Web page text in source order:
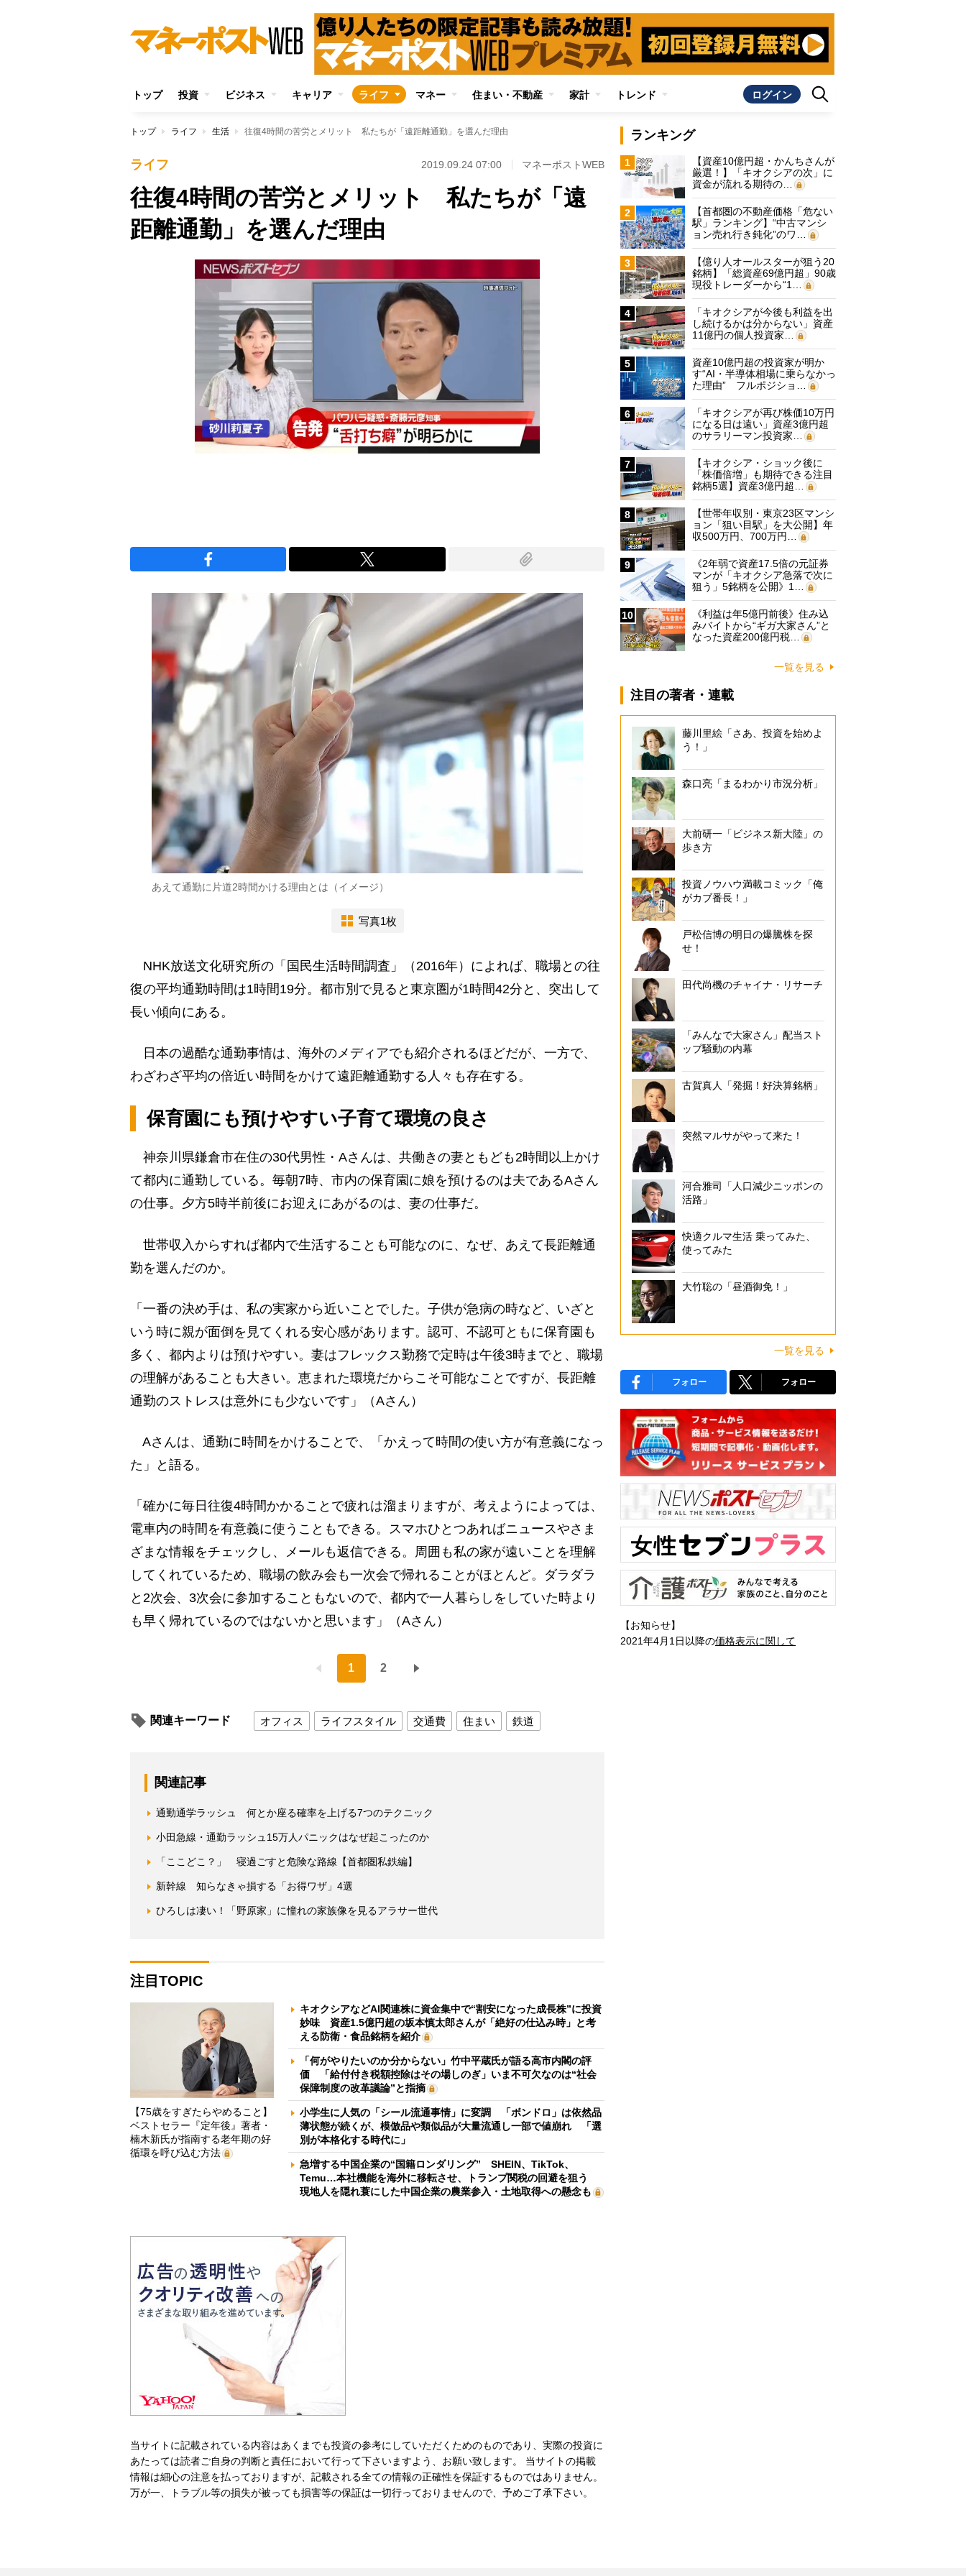
トップ 投資 ビジネス キャリア ライフ マネー 住まい・不動産 家計 トレンド ログイン
トップ ライフ 生活 往復4時間の苦労とメリット 私たちが「遠距離通勤」を選んだ理由
ライフ 2019.09.24 07:00 マネーポストWEB
往復4時間の苦労とメリット 私たちが「遠
距離通勤」を選んだ理由
あえて通勤に片道2時間かける理由とは（イメージ）
写真1枚
NHK放送文化研究所の「国民生活時間調査」（2016年）によれば、職場との往
復の平均通勤時間は1時間19分。都市別で見ると東京圏が1時間42分と、突出して
長い傾向にある。
日本の過酷な通勤事情は、海外のメディアでも紹介されるほどだが、一方で、
わざわざ平均の倍近い時間をかけて遠距離通勤する人々も存在する。
保育園にも預けやすい子育て環境の良さ
神奈川県鎌倉市在住の30代男性・Aさんは、共働きの妻ともども2時間以上かけ
て都内に通勤している。毎朝7時、市内の保育園に娘を預けるのは夫であるAさん
の仕事。夕方5時半前後にお迎えにあがるのは、妻の仕事だ。
世帯収入からすれば都内で生活することも可能なのに、なぜ、あえて長距離通
勤を選んだのか。
「一番の決め手は、私の実家から近いことでした。子供が急病の時など、いざと
いう時に親が面倒を見てくれる安心感があります。認可、不認可ともに保育園も
多く、都内よりは預けやすい。妻はフレックス勤務で定時は午後3時までと、職場
の理解があることも大きい。恵まれた環境だからこそ可能なことですが、長距離
通勤のストレスは意外にも少ないです」（Aさん）
Aさんは、通勤に時間をかけることで、「かえって時間の使い方が有意義になっ
た」と語る。
「確かに毎日往復4時間かかることで疲れは溜まりますが、考えようによっては、
電車内の時間を有意義に使うこともできる。スマホひとつあればニュースやさま
ざまな情報をチェックし、メールも返信できる。周囲も私の家が遠いことを理解
してくれているため、職場の飲み会も一次会で帰れることがほとんど。ダラダラ
と2次会、3次会に参加することもないので、都内で一人暮らしをしていた時より
も早く帰れているのではないかと思います」（Aさん）
1 2
関連キーワード オフィス ライフスタイル 交通費 住まい 鉄道
関連記事
通勤通学ラッシュ 何とか座る確率を上げる7つのテクニック
小田急線・通勤ラッシュ15万人パニックはなぜ起こったのか
「ここどこ？」 寝過ごすと危険な路線【首都圏私鉄編】
新幹線 知らなきゃ損する「お得ワザ」4選
ひろしは凄い！「野原家」に憧れの家族像を見るアラサー世代
注目TOPIC
【75歳をすぎたらやめること】
ベストセラー『定年後』著者・
楠木新氏が指南する老年期の好
循環を呼び込む方法
キオクシアなどAI関連株に資金集中で“割安になった成長株”に投資
妙味 資産1.5億円超の坂本慎太郎さんが「絶好の仕込み時」と考
える防衛・食品銘柄を紹介
「何がやりたいのか分からない」竹中平蔵氏が語る高市内閣の評
価 「給付付き税額控除はその場しのぎ」いま不可欠なのは“社会
保障制度の改革議論”と指摘
小学生に人気の「シール流通事情」に変調 「ボンドロ」は依然品
薄状態が続くが、模倣品や類似品が大量流通し一部で値崩れ 「選
別が本格化する時代に」
急増する中国企業の“国籍ロンダリング” SHEIN、TikTok、
Temu…本社機能を海外に移転させ、トランプ関税の回避を狙う
現地人を隠れ蓑にした中国企業の農業参入・土地取得への懸念も
当サイトに記載されている内容はあくまでも投資の参考にしていただくためのものであり、実際の投資に
あたっては読者ご自身の判断と責任において行って下さいますよう、お願い致します。 当サイトの掲載
情報は細心の注意を払っておりますが、記載される全ての情報の正確性を保証するものではありません。
万が一、トラブル等の損失が被っても損害等の保証は一切行っておりませんので、予めご了承下さい。
ランキング
1
【資産10億円超・かんちさんが
厳選！】「キオクシアの次」に
資金が流れる期待の…
2
【首都圏の不動産価格「危ない
駅」ランキング】“中古マンシ
ョン売れ行き鈍化”のワ…
3
【億り人オールスターが狙う20
銘柄】「総資産69億円超」90歳
現役トレーダーから“1…
4
「キオクシアが今後も利益を出
し続けるかは分からない」資産
11億円の個人投資家…
5
資産10億円超の投資家が明か
す“AI・半導体相場に乗らなかっ
た理由” フルポジショ…
6
「キオクシアが再び株価10万円
になる日は遠い」資産3億円超
のサラリーマン投資家…
7
【キオクシア・ショック後に
「株価倍増」も期待できる注目
銘柄5選】資産3億円超…
8
【世帯年収別・東京23区マンシ
ョン「狙い目駅」を大公開】年
収500万円、700万円…
9
《2年弱で資産17.5倍の元証券
マンが「キオクシア急落で次に
狙う」5銘柄を公開》1…
10
《利益は年5億円前後》住み込
みバイトから“ギガ大家さん”と
なった資産200億円税…
一覧を見る
注目の著者・連載
藤川里絵「さあ、投資を始めよ
う！」
森口亮「まるわかり市況分析」
大前研一「ビジネス新大陸」の
歩き方
投資ノウハウ満載コミック「俺
がカブ番長！」
戸松信博の明日の爆騰株を探
せ！
田代尚機のチャイナ・リサーチ
「みんなで大家さん」配当スト
ップ騒動の内幕
古賀真人「発掘！好決算銘柄」
突然マルサがやって来た！
河合雅司「人口減少ニッポンの
活路」
快適クルマ生活 乗ってみた、
使ってみた
大竹聡の「昼酒御免！」
一覧を見る
フォロー フォロー
【お知らせ】
2021年4月1日以降の価格表示に関して